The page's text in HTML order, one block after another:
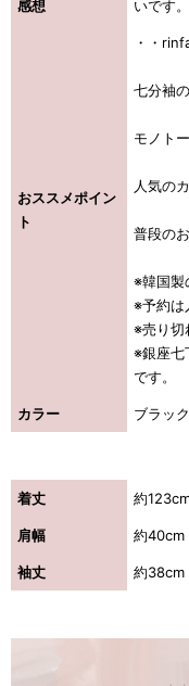
感想
いです。
おススメポイン
ト
・・
七分袖
モノト
人気の
普段の
※韓国製
※予約は
※売り切
※銀座七
です。
カラー ブラッ
着丈 約
肩幅 約40cm
袖丈 約38cm